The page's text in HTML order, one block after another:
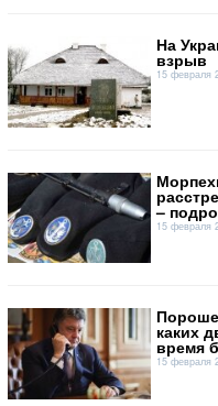
На
взрыв
15 февраля
–
15 февраля
каких
время
15 февраля